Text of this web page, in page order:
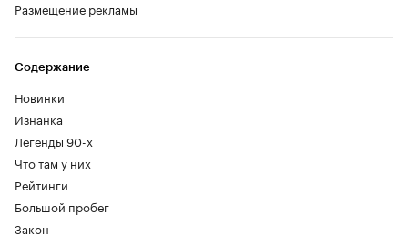
Кроссовер Tenet T4L пришел на смену
младшей модели T4. Названия похожи, но
на деле автомобили абсолютно разные.
Autonews.ru оценил возможности
бюджетной новинки на дорогах Тверской
области
При взгляде спереди новый Tenet T4L не отличить от прежнего T4, но
разница фундаментальна. Технически T4L — это Chery Tiggo 7 Pro Max
трехлетней давности